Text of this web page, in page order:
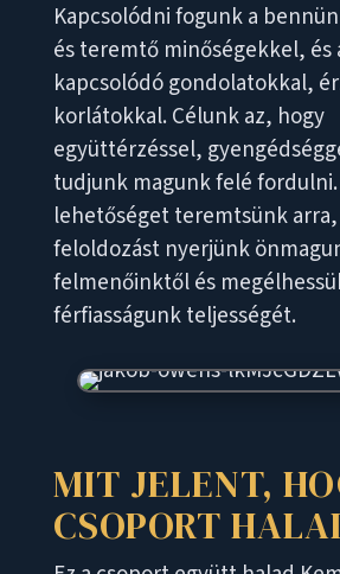
Kapcsolódni fogunk a
és teremtő minőségekkel, és
kapcsolódó gondolatokkal,
korlátokkal. Célunk az, hogy
együttérzéssel,
tudjunk magunk felé fordulni.
lehetőséget teremtsünk
feloldozást nyerjünk
felmenőinktől és
férfiasságunk teljességét.
MIT JELENT,
CSOPORT